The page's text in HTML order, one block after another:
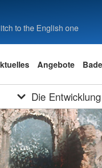
to the English one
Angebote
Die